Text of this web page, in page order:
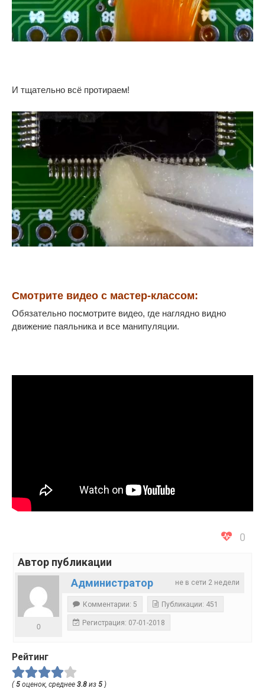
И тщательно всё протираем!
Смотрите видео с мастер-классом:
Обязательно посмотрите видео, где наглядно видно
движение паяльника и все манипуляции.
0
Автор публикации
не в сети 2 недели
Администратор
0
Комментарии: 5 Публикации: 451
Регистрация: 07-01-2018
Рейтинг
( 5 оценок, среднее 3.8 из 5 )